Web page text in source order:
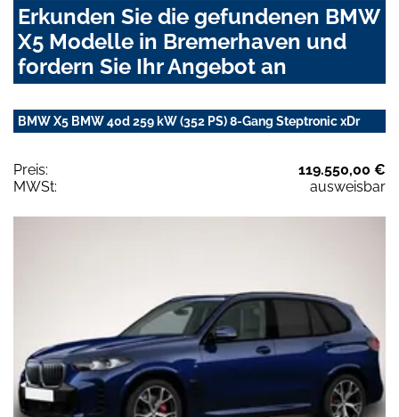
Erkunden Sie die gefundenen BMW
X5 Modelle in Bremerhaven und
fordern Sie Ihr Angebot an
BMW X5 BMW 40d 259 kW (352 PS) 8-Gang Steptronic xDr
Preis:
119.550,00 €
MWSt:
ausweisbar